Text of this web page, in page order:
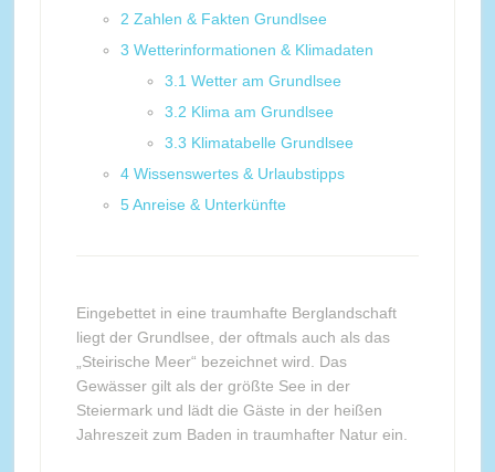
2 Zahlen & Fakten Grundlsee
3 Wetterinformationen & Klimadaten
3.1 Wetter am Grundlsee
3.2 Klima am Grundlsee
3.3 Klimatabelle Grundlsee
4 Wissenswertes & Urlaubstipps
5 Anreise & Unterkünfte
Eingebettet in eine traumhafte Berglandschaft
liegt der Grundlsee, der oftmals auch als das
„Steirische Meer“ bezeichnet wird. Das
Gewässer gilt als der größte See in der
Steiermark und lädt die Gäste in der heißen
Jahreszeit zum Baden in traumhafter Natur ein.